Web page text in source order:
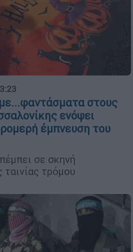
στους
ενόψει
έμπνευση του
σε σκηνή
ταινίας τρόμου